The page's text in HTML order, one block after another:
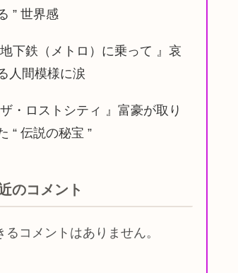
” 世界感
下鉄（メトロ）に乗って 』哀
人間模様に涙
・ロストシティ 』富豪が取り
“ 伝説の秘宝 ”
のコメント
るコメントはありません。